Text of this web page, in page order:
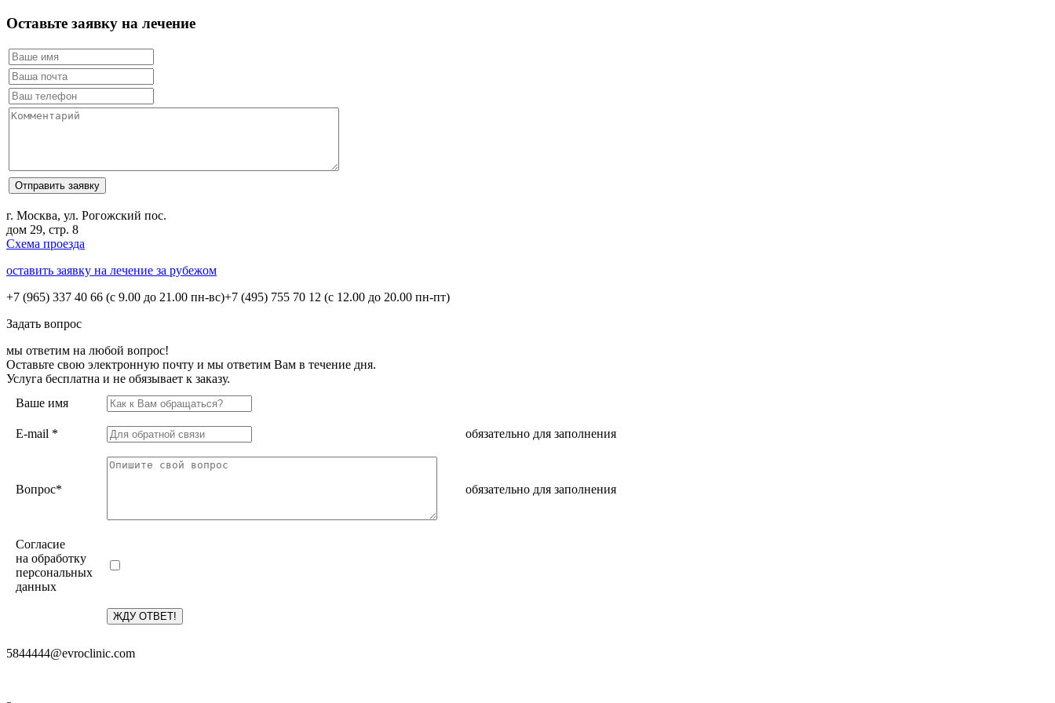
Оставьте заявку на лечение
г. Москва, ул. Рогожский пос.
дом 29, стр. 8
Схема проезда
оставить заявку на лечение за рубежом
+7 (965) 337 40 66 (с 9.00 до 21.00 пн-вс)+7 (495) 755 70 12 (с 12.00 до 20.00 пн-пт)
Задать вопрос
мы ответим на любой вопрос!
Оставьте свою электронную почту и мы ответим Вам в течение дня.
Услуга бесплатна и не обязывает к заказу.
Ваше имя
E-mail * обязательно для заполнения
Вопрос* обязательно для заполнения
Согласие
на обработку
персональных
данных
5844444@evroclinic.com